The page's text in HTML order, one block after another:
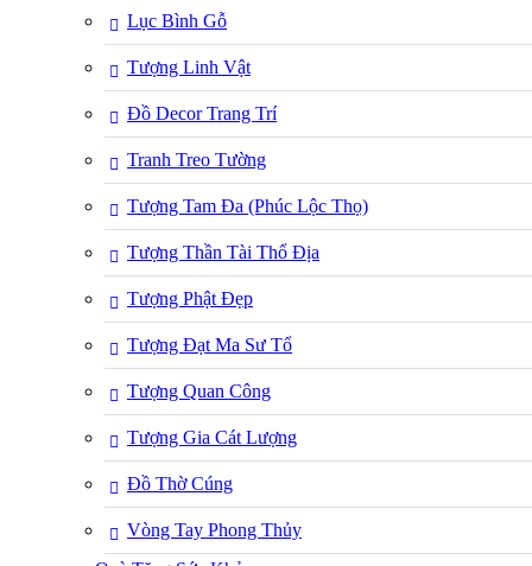
Lục Bình Gỗ
Tượng Linh Vật
Đồ Decor Trang Trí
Tranh Treo Tường
Tượng Tam Đa (Phúc Lộc Thọ)
Tượng Thần Tài Thổ Địa
Tượng Phật Đẹp
Tượng Đạt Ma Sư Tổ
Tượng Quan Công
Tượng Gia Cát Lượng
Đồ Thờ Cúng
Vòng Tay Phong Thủy